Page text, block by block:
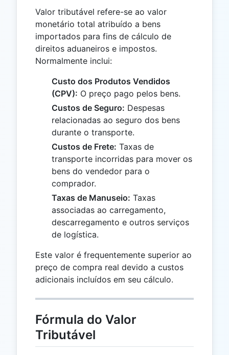
Valor tributável refere-se ao valor
monetário total atribuído a bens
importados para fins de cálculo de
direitos aduaneiros e impostos.
Normalmente inclui:
Custo dos Produtos Vendidos
(CPV): O preço pago pelos bens.
Custos de Seguro: Despesas
relacionadas ao seguro dos bens
durante o transporte.
Custos de Frete: Taxas de
transporte incorridas para mover os
bens do vendedor para o
comprador.
Taxas de Manuseio: Taxas
associadas ao carregamento,
descarregamento e outros serviços
de logística.
Este valor é frequentemente superior ao
preço de compra real devido a custos
adicionais incluídos em seu cálculo.
Fórmula do Valor
Tributável